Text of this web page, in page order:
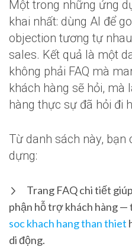
Một trong những ứng
khai nhất: dùng AI để
objection tương tự
sales. Kết quả là một
không phải FAQ mà
khách hàng sẽ hỏi, mà
hàng thực sự đã hỏi đi
Từ danh sách này, bạn
dựng:
Trang FAQ chi tiết
phận hỗ trợ khách hàng
soc khach hang than thiet
di động.